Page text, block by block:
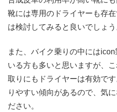
靴には専用のドライヤーも存
は検討してみると良いでしょう
また、バイク乗りの中には
いる方も多いと思いますが、
取りにもドライヤーは有効で
りやすい傾向があるので、気
ださい。